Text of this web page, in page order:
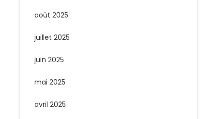
août 2025
juillet 2025
juin 2025
mai 2025
avril 2025